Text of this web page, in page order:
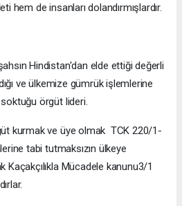
hem de insanları dolandırmışlardır.
Hindistan'dan elde ettiği değerli
ve ülkemize gümrük işlemlerine
örgüt lideri.
kurmak ve üye olmak TCK 220/1-
tabi tutmaksızın ülkeye
Mücadele kanunu3/1